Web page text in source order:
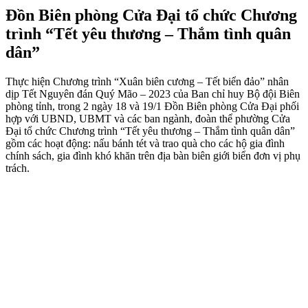
Đồn Biên phòng Cửa Đại tổ chức Chương
trình “Tết yêu thương – Thắm tình quân
dân”
Thực hiện Chương trình “Xuân biên cương – Tết biển đảo” nhân
dịp Tết Nguyên đán Quý Mão – 2023 của Ban chỉ huy Bộ đội Biên
phòng tỉnh, trong 2 ngày 18 và 19/1 Đồn Biên phòng Cửa Đại phối
hợp với UBND, UBMT và các ban ngành, đoàn thể phường Cửa
Đại tổ chức Chương trình “Tết yêu thương – Thắm tình quân dân”
gồm các hoạt động: nấu bánh tét và trao quà cho các hộ gia đình
chính sách, gia đình khó khăn trên địa bàn biên giới biển đơn vị phụ
trách.